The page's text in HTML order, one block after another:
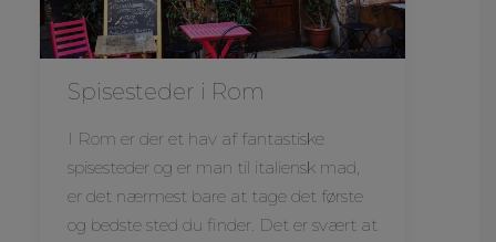
Spisesteder i Rom
I Rom er der et hav af fantastiske
spisesteder og er man til italiensk mad,
er det nærmest bare at tage det første
og bedste sted du finder. Det er svært at